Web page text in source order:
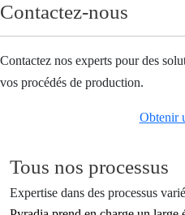
Contactez-nous
Contactez nos experts pour des
vos procédés de production.
Obtenir
Tous nos processus
Expertise dans des processus